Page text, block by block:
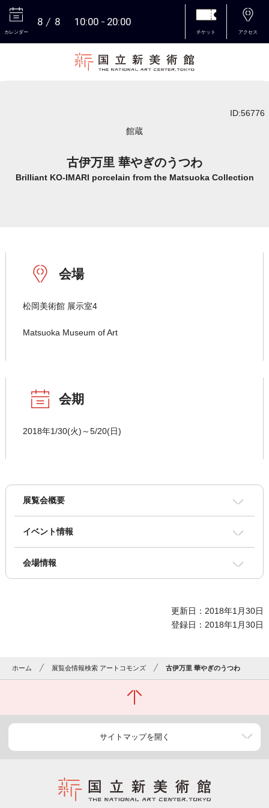
カレンダー
8 8 10:00 20:00
チケット アクセス
ID:56776
館蔵
古伊万里 華やぎのうつわ
Brilliant KO-IMARI porcelain from the Matsuoka Collection
会場
松岡美術館 展示室4
Matsuoka Museum of Art
会期
2018年1/30(火)～5/20(日)
展覧会概要
イベント情報
会場情報
更新日：2018年1月30日
登録日：2018年1月30日
ホーム 展覧会情報検索 アートコモンズ 古伊万里 華やぎのうつわ
サイトマップを開く